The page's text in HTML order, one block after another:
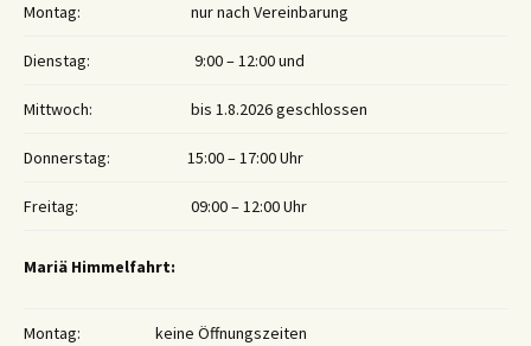
Montag: nur nach Vereinbarung
Dienstag: 9:00 – 12:00 und
Mittwoch: bis 1.8.2026 geschlossen
Donnerstag: 15:00 – 17:00 Uhr
Freitag: 09:00 – 12:00 Uhr
Mariä Himmelfahrt:
Montag: keine Öffnungszeiten